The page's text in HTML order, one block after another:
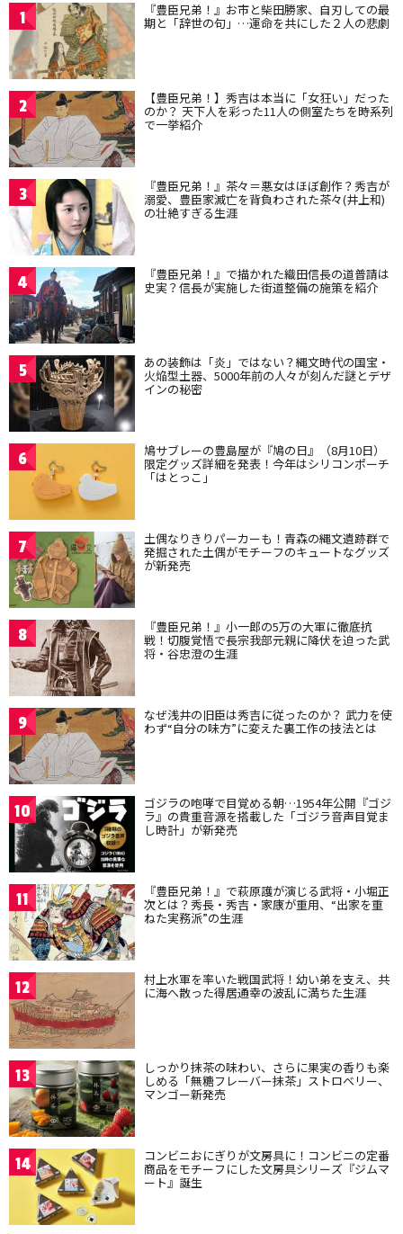
1 『豊臣兄弟！』お市と柴田勝家、自刃しての最
期と「辞世の句」…運命を共にした２人の悲劇
2 【豊臣兄弟！】秀吉は本当に「女狂い」だった
のか？ 天下人を彩った11人の側室たちを時系列
で一挙紹介
3 『豊臣兄弟！』茶々＝悪女はほぼ創作？秀吉が
溺愛、豊臣家滅亡を背負わされた茶々(井上和)
の壮絶すぎる生涯
4 『豊臣兄弟！』で描かれた織田信長の道普請は
史実？信長が実施した街道整備の施策を紹介
5 あの装飾は「炎」ではない？縄文時代の国宝・
火焔型土器、5000年前の人々が刻んだ謎とデザ
インの秘密
6 鳩サブレーの豊島屋が『鳩の日』（8月10日）
限定グッズ詳細を発表！今年はシリコンポーチ
「はとっこ」
7 土偶なりきりパーカーも！青森の縄文遺跡群で
発掘された土偶がモチーフのキュートなグッズ
が新発売
8 『豊臣兄弟！』小一郎の5万の大軍に徹底抗
戦！切腹覚悟で長宗我部元親に降伏を迫った武
将・谷忠澄の生涯
9 なぜ浅井の旧臣は秀吉に従ったのか？ 武力を使
わず“自分の味方”に変えた裏工作の技法とは
10 ゴジラの咆哮で目覚める朝…1954年公開『ゴジ
ラ』の貴重音源を搭載した「ゴジラ音声目覚ま
し時計」が新発売
11 『豊臣兄弟！』で萩原護が演じる武将・小堀正
次とは？秀長・秀吉・家康が重用、“出家を重
ねた実務派”の生涯
12 村上水軍を率いた戦国武将！幼い弟を支え、共
に海へ散った得居通幸の波乱に満ちた生涯
13 しっかり抹茶の味わい、さらに果実の香りも楽
しめる「無糖フレーバー抹茶」ストロベリー、
マンゴー新発売
14 コンビニおにぎりが文房具に！コンビニの定番
商品をモチーフにした文房具シリーズ『ジムマ
ート』誕生